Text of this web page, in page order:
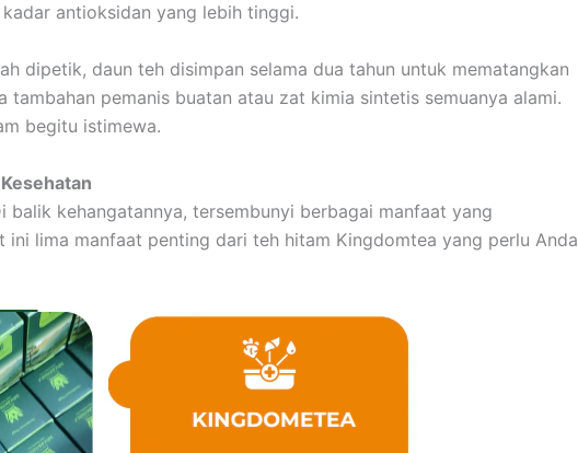
antioksidan yang lebih tinggi.
dipetik, daun teh disimpan selama dua tahun untuk mematangkan
tambahan pemanis buatan atau zat kimia sintetis semuanya alami.
begitu istimewa.
balik kehangatannya, tersembunyi berbagai manfaat yang
ini lima manfaat penting dari teh hitam Kingdomtea yang perlu Anda